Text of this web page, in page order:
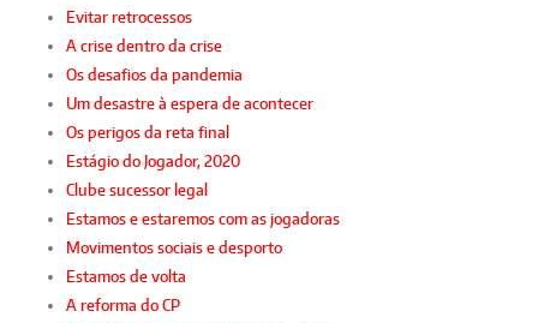
Evitar retrocessos
A crise dentro da crise
Os desafios da pandemia
Um desastre à espera de acontecer
Os perigos da reta final
Estágio do Jogador, 2020
Clube sucessor legal
Estamos e estaremos com as jogadoras
Movimentos sociais e desporto
Estamos de volta
A reforma do CP